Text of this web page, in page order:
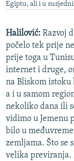
Egiptu, ali i u
Halilović: Razvoj
počelo tek prije
prije toga u
internet i druge,
na Bliskom
a i u samom
nekoliko dana ili
vidimo u Jemenu
bilo u
zemljama. Što se
velika previranja.